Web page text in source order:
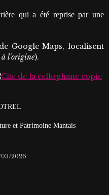
qui a été reprise par une
Google Maps, localisent
à l'origine).
et Patrimoine Mantais
2026